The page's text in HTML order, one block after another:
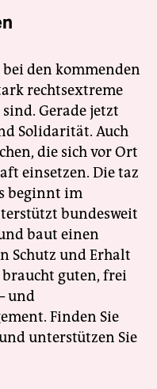
den kommenden
rechtsextreme
Gerade jetzt
Solidarität. Auch
die sich vor Ort
einsetzen. Die taz
beginnt im
bundesweit
baut einen
Schutz und Erhalt
braucht guten, frei
und
Finden Sie
unterstützen Sie